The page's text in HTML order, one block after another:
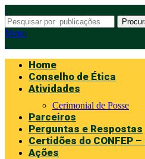
Menu
Home
Conselho de Ética
Atividades
Cerimonial de Posse
Parceiros
Perguntas e Respostas
Certidões do CONFEP –
Ações